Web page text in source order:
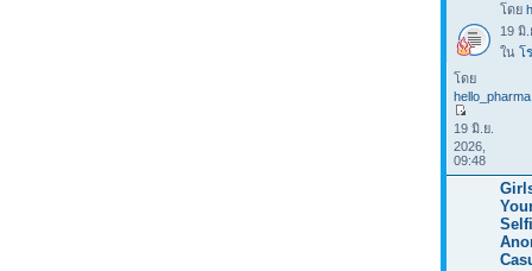
โดย
19 มิ.
ใน โ
โดย
hello_pharma
19 มิ.ย.
2026,
09:48